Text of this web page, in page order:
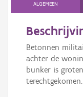
ALGEMEEN
Betonnen
achter de
bunker is
terechtgekomen.